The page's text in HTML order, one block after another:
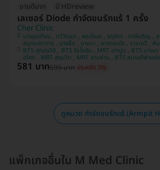
ขายดีมาก มี HDreview
เลเซอร์ Diode กำจัดขนรักแร้ 1 ครั้ง
Cher Clinic
บางขุนเทียน , ทวีวัฒนา , พระโขนง , จตุจักร , ภาษีเจริญ , ลาดพร้าว , ประเวศ ,
สมุทรปราการ , บางซื่อ , บางนา , ลาดกระบัง , ราชเทวี , คันนายาว , คลองเตย ,
บางแค , ปทุมวัน
BTS ปุณณวิถี , BTS รัชโยธิน , MRT เตาปูน , BTS บางนา , BTS อุดมสุข , BTS
อโศก , MRT สุขุมวิท , MRT สามย่าน , BTS สนา
581 บาท599 บาท ประหยัด 3%
ดูหมวด กำจัดขนรักแร้ (Armpit
แพ็กเกจอื่นใน M Med Clinic